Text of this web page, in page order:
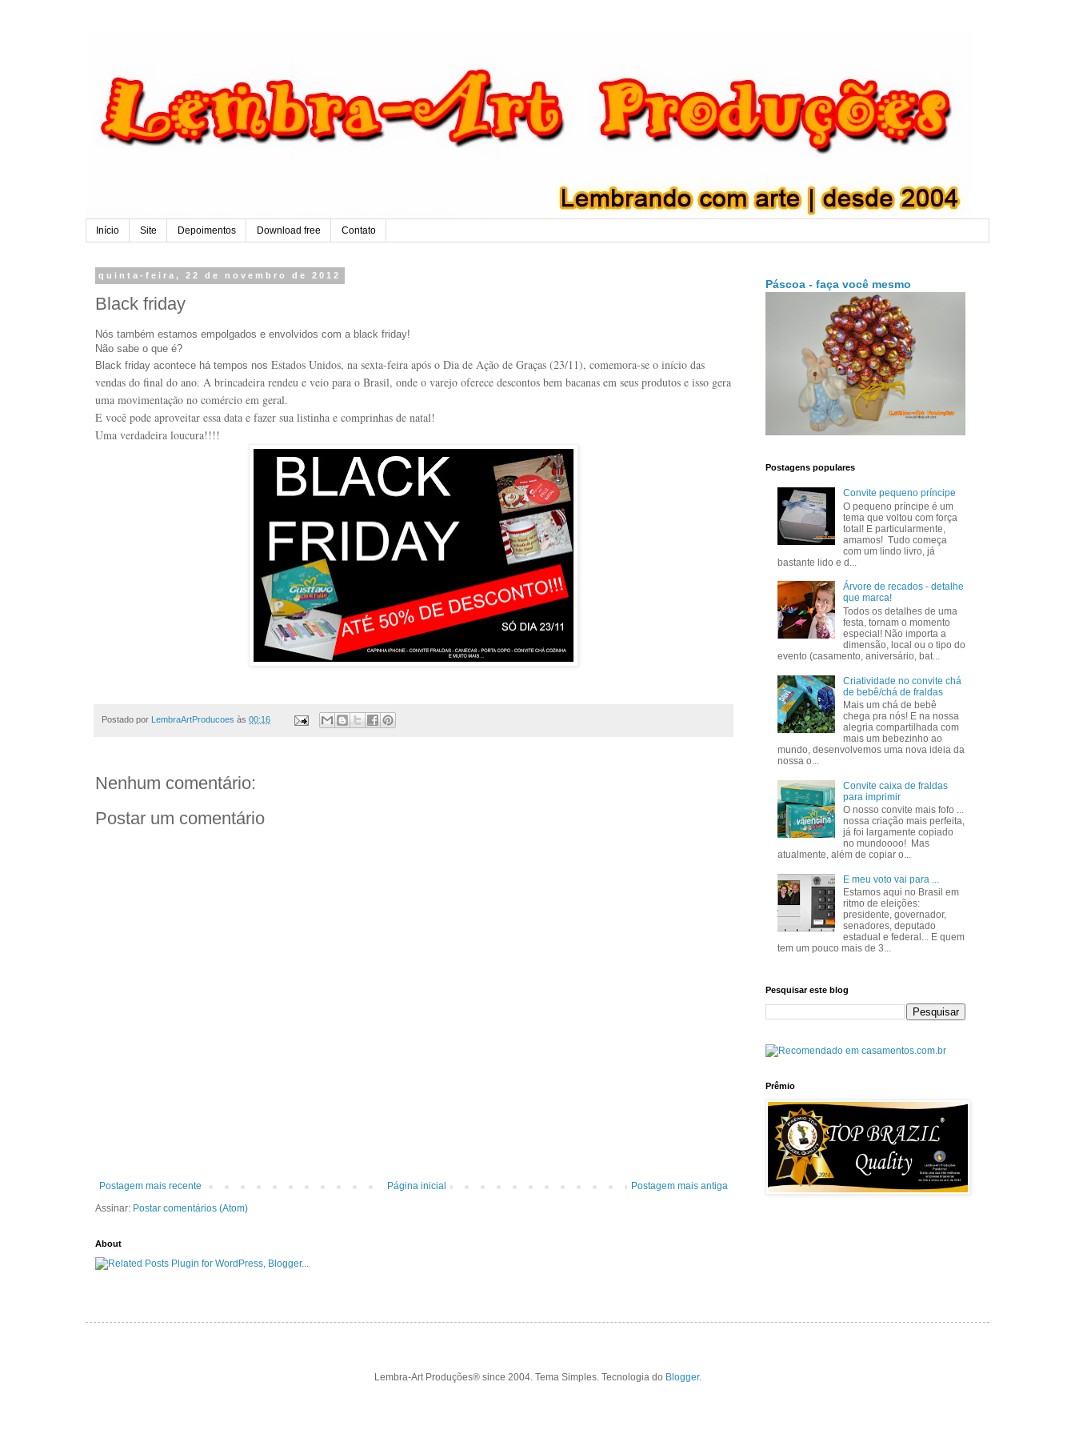
Início Site Depoimentos Download free Contato
quinta-feira, 22 de novembro de 2012
Black friday
Nós também estamos empolgados e envolvidos com a black friday!
Não sabe o que é?
Black friday acontece há tempos nos Estados Unidos, na sexta-feira após o Dia de Ação de Graças (23/11), comemora-se o início das
vendas do final do ano. A brincadeira rendeu e veio para o Brasil, onde o varejo oferece descontos bem bacanas em seus produtos e isso gera
uma movimentação no comércio em geral.
E você pode aproveitar essa data e fazer sua listinha e comprinhas de natal!
Uma verdadeira loucura!!!!
Postado por LembraArtProducoes às 00:16
Nenhum comentário:
Postar um comentário
Postagem mais recente Postagem mais antiga
Página inicial
Assinar: Postar comentários (Atom)
About
Páscoa - faça você mesmo
Postagens populares
Convite pequeno príncipe
O pequeno príncipe é um
tema que voltou com força
total! E particularmente,
amamos! Tudo começa
com um lindo livro, já
bastante lido e d...
Árvore de recados - detalhe
que marca!
Todos os detalhes de uma
festa, tornam o momento
especial! Não importa a
dimensão, local ou o tipo do
evento (casamento, aniversário, bat...
Criatividade no convite chá
de bebê/chá de fraldas
Mais um chá de bebê
chega pra nós! E na nossa
alegria compartilhada com
mais um bebezinho ao
mundo, desenvolvemos uma nova ideia da
nossa o...
Convite caixa de fraldas
para imprimir
O nosso convite mais fofo ...
nossa criação mais perfeita,
já foi largamente copiado
no mundoooo! Mas
atualmente, além de copiar o...
E meu voto vai para ...
Estamos aqui no Brasil em
ritmo de eleições:
presidente, governador,
senadores, deputado
estadual e federal... E quem
tem um pouco mais de 3...
Pesquisar este blog
Prêmio
Lembra-Art Produções® since 2004. Tema Simples. Tecnologia do Blogger.